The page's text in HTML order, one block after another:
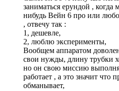
заниматься ерундой , когда
нибудь Вейн 6 про или
, отвечу так :
1, дешевле,
2, люблю эксперименты,
Вообщем аппаратом
свои нужды, длину трубки
но он свою миссию
работает , а это значит что
обманывает,